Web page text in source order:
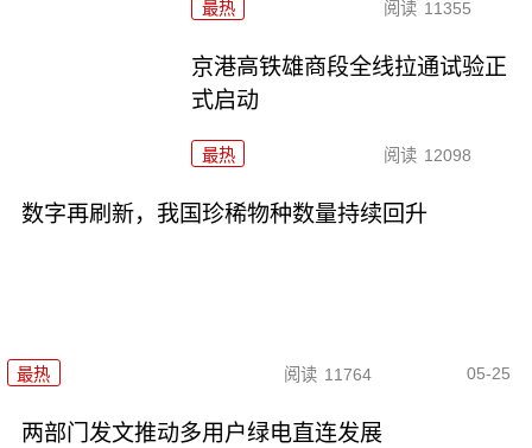
最热 阅读 11355
京港高铁雄商段全线拉通试验正
式启动
最热 阅读 12098
数字再刷新，我国珍稀物种数量持续回升
最热 阅读 11764 05-25
两部门发文推动多用户绿电直连发展